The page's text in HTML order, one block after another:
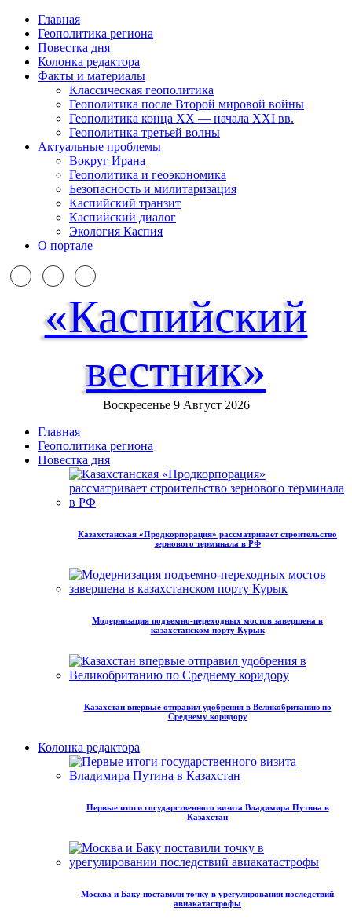
Главная
Геополитика региона
Повестка дня
Колонка редактора
Факты и материалы
Классическая геополитика
Геополитика после Второй мировой войны
Геополитика конца XX — начала XXI вв.
Геополитика третьей волны
Актуальные проблемы
Вокруг Ирана
Геополитика и геоэкономика
Безопасность и милитаризация
Каспийский транзит
Каспийский диалог
Экология Каспия
О портале
«Каспийский
вестник»
Воскресенье 9 Август 2026
Главная
Геополитика региона
Повестка дня
Казахстанская «Продкорпорация» рассматривает строительство
зернового терминала в РФ
Модернизация подъемно-переходных мостов завершена в
казахстанском порту Курык
Казахстан впервые отправил удобрения в Великобританию по
Среднему коридору
Колонка редактора
Первые итоги государственного визита Владимира Путина в
Казахстан
Москва и Баку поставили точку в урегулировании последствий
авиакатастрофы